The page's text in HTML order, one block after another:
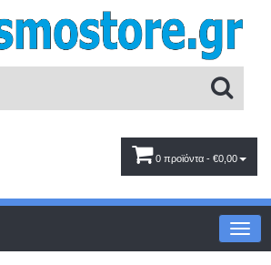
0 προϊόντα - €0,00